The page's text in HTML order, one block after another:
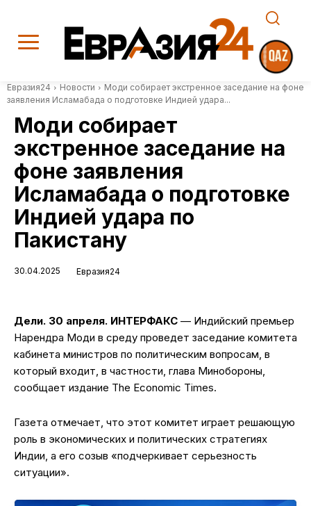
Евразия24 Новости
Моди собирает экстренное заседание на фоне
заявления Исламабада о подготовке Индией удара...
Моди собирает
экстренное заседание на
фоне заявления
Исламабада о подготовке
Индией удара по
Пакистану
30.04.2025 Евразия24
Дели. 30 апреля. ИНТЕРФАКС — Индийский премьер
Нарендра Моди в среду проведет заседание комитета
кабинета министров по политическим вопросам, в
который входит, в частности, глава Минобороны,
сообщает издание The Economic Times.
Газета отмечает, что этот комитет играет решающую
роль в экономических и политических стратегиях
Индии, а его созыв «подчеркивает серьезность
ситуации».